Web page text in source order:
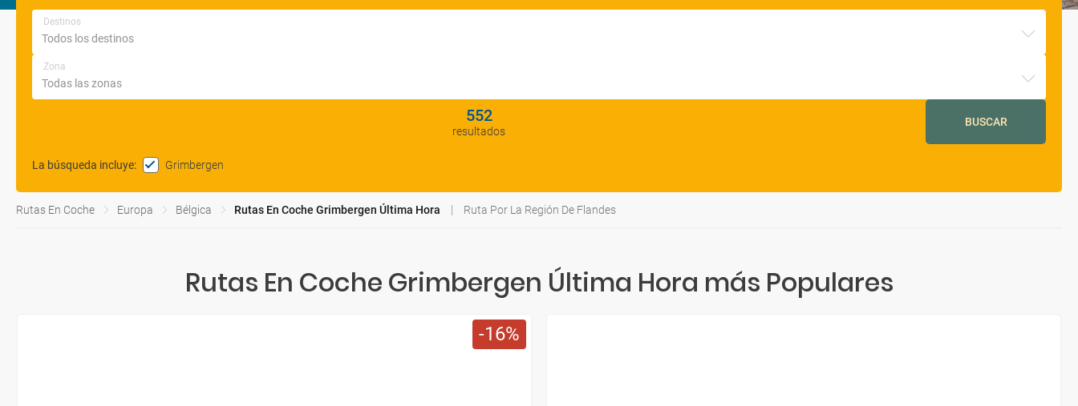
Destinos
Zona
552
resultados
BUSCAR
La búsqueda incluye: Grimbergen
Rutas En Coche Europa Bélgica Rutas En Coche Grimbergen Última Hora Ruta Por La Región De Flandes
Rutas En Coche Grimbergen Última Hora más Populares
16